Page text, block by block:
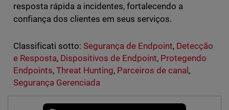
resposta rápida a incidentes, fortalecendo a
confiança dos clientes em seus serviços.
Classificati sotto: Segurança de Endpoint, Detecção
e Resposta, Dispositivos de Endpoint, Protegendo
Endpoints, Threat Hunting, Parceiros de canal,
Segurança Gerenciada